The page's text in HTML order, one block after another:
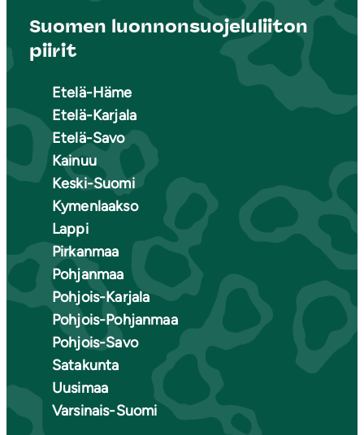
Suomen luonnonsuojeluliiton
piirit
Etelä-Häme
Etelä-Karjala
Etelä-Savo
Kainuu
Keski-Suomi
Kymenlaakso
Lappi
Pirkanmaa
Pohjanmaa
Pohjois-Karjala
Pohjois-Pohjanmaa
Pohjois-Savo
Satakunta
Uusimaa
Varsinais-Suomi